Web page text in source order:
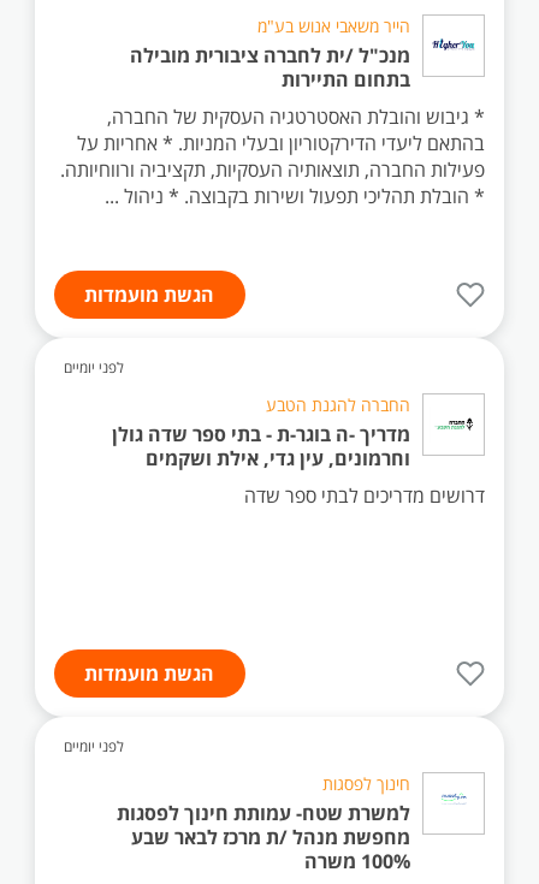
הייר משאבי אנוש בע"מ
מנכ"ל /ית לחברה ציבורית מובילה
בתחום התיירות
* גיבוש והובלת האסטרטגיה העסקית של החברה,
בהתאם ליעדי הדירקטוריון ובעלי המניות. * אחריות על
פעילות החברה, תוצאותיה העסקיות, תקציביה ורווחיותה.
* הובלת תהליכי תפעול ושירות בקבוצה. * ניהול ...
הגשת מועמדות
לפני יומיים
החברה להגנת הטבע
מדריך -ה בוגר-ת - בתי ספר שדה גולן
וחרמונים, עין גדי, אילת ושקמים
דרושים מדריכים לבתי ספר שדה
הגשת מועמדות
לפני יומיים
חינוך לפסגות
למשרת שטח- עמותת חינוך לפסגות
מחפשת מנהל /ת מרכז לבאר שבע
100% משרה